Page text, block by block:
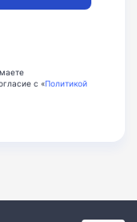
с «Политикой